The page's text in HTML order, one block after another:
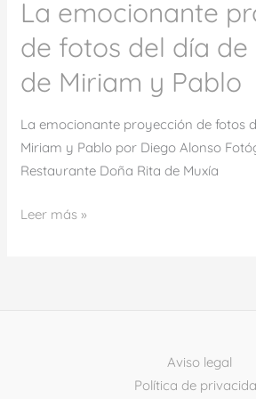
La emocionante
de fotos del día
de Miriam y Pablo
La emocionante proyección de fotos
Miriam y Pablo por Diego Alonso
Restaurante Doña Rita de Muxía
y
Pablo
Leer más »
Aviso legal
Política de